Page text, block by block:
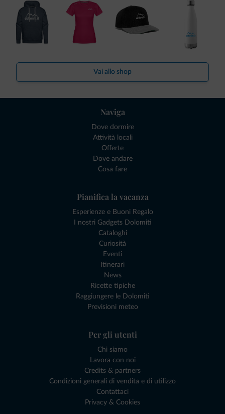
Vai allo shop
Naviga
Dove dormire
Attività locali
Offerte
Dove andare
Cosa fare
Pianifica la vacanza
Esperienze e Buoni Regalo
I nostri Gadgets Dolomiti
Cataloghi
Curiosità
Eventi
Itinerari
News
Ricette tipiche
Raggiungere le Dolomiti
Previsioni meteo
Per gli utenti
Chi siamo
Lavora con noi
Credits & partners
Condizioni generali di vendita e di utilizzo
Contattaci
Privacy & Cookies